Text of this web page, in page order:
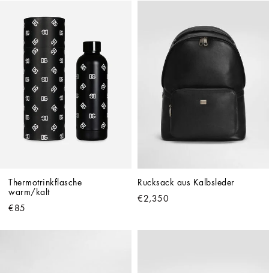
Thermotrinkflasche
warm/kalt
€85
Rucksack aus Kalbsleder
€2,350